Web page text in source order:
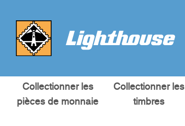
Collectionner les
pièces de monnaie
Collectionner les
timbres